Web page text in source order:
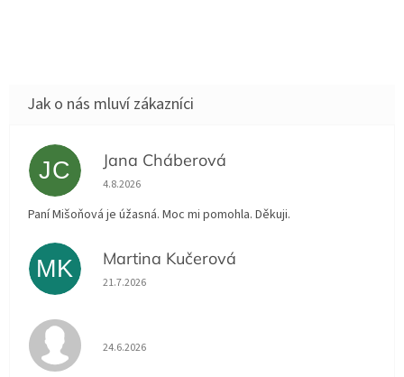
JC Jana Cháberová
Hodnocení obchodu je 5 z 5 hvězdiček.
4.8.2026
Paní Mišoňová je úžasná. Moc mi pomohla. Děkuji.
MK Martina Kučerová
Hodnocení obchodu je 5 z 5 hvězdiček.
21.7.2026
Hodnocení obchodu je 5 z 5 hvězdiček.
24.6.2026